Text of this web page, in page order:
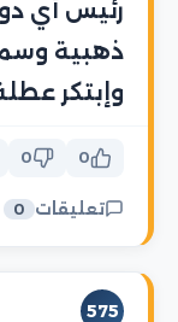
رئيس أي
ذهبية
وإبتكر
0
0
تعليقات 0
575